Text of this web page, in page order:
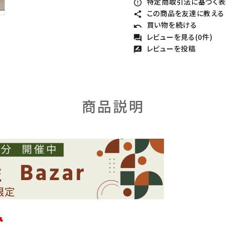
error_outline
share この商品を友達に教える
undo 買い物を続ける
forum レビューを見る(0件)
rate_review レビューを投稿
商品説明